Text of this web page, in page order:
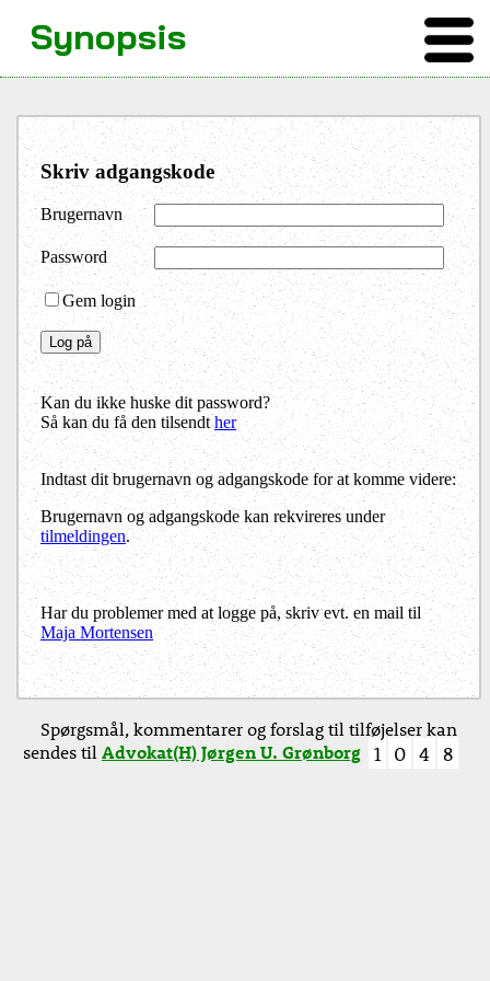
Skriv adgangskode
Brugernavn
Password
Gem login
Kan du ikke huske dit password?
Så kan du få den tilsendther
Indtast dit brugernavn og adgangskode for at komme videre:
Brugernavn og adgangskode kan rekvireres under
tilmeldingen.
Har du problemer med at logge på, skriv evt. en mail til
Maja Mortensen
Synopsis
Spørgsmål, kommentarer og forslag til tilføjelser kan
sendes tilAdvokat(H) Jørgen U. Grønborg 1 0 4 8